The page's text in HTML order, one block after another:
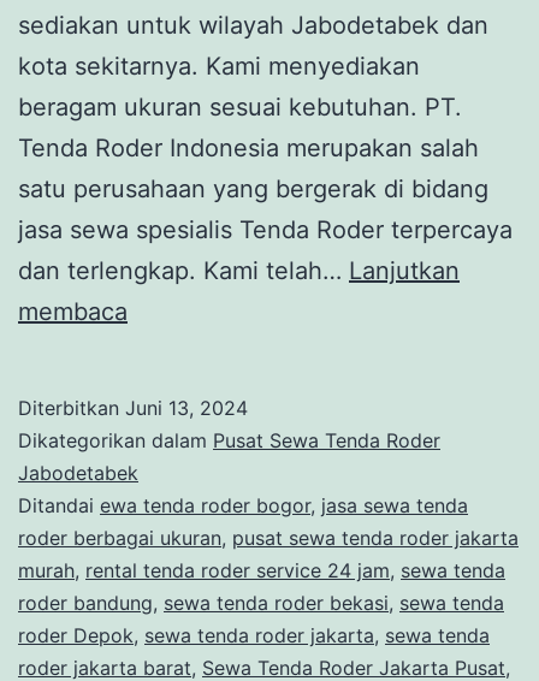
sediakan untuk wilayah Jabodetabek dan
kota sekitarnya. Kami menyediakan
beragam ukuran sesuai kebutuhan. PT.
Tenda Roder Indonesia merupakan salah
satu perusahaan yang bergerak di bidang
jasa sewa spesialis Tenda Roder terpercaya
dan terlengkap. Kami telah… Lanjutkan
membaca
BESAR
DAN
LUAS
UNTUK
AREA
JABODETABEK
Diterbitkan Juni 13, 2024
Dikategorikan dalam Pusat Sewa Tenda Roder
Jabodetabek
Ditandai ewa tenda roder bogor, jasa sewa tenda
roder berbagai ukuran, pusat sewa tenda roder jakarta
murah, rental tenda roder service 24 jam, sewa tenda
roder bandung, sewa tenda roder bekasi, sewa tenda
roder Depok, sewa tenda roder jakarta, sewa tenda
roder jakarta barat, Sewa Tenda Roder Jakarta Pusat,